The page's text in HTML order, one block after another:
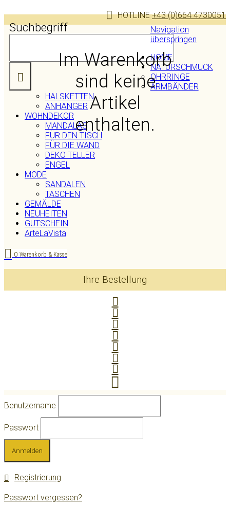
HOTLINE+43 (0)664 4730051
Suchbegriff
Navigation
überspringen
HOME
NATURSCHMUCK
OHRRINGE
ARMBÄNDER
HALSKETTEN
ANHÄNGER
WOHNDEKOR
MANDALAS
FÜR DEN TISCH
FÜR DIE WAND
DEKO TELLER
ENGEL
MODE
SANDALEN
TASCHEN
GEMÄLDE
NEUHEITEN
GUTSCHEIN
ArteLaVista
0 Warenkorb & Kasse
Ihre Bestellung
Im Warenkorb
sind keine
Artikel
enthalten.
Benutzername
Passwort
Anmelden
Registrierung
Passwort vergessen?